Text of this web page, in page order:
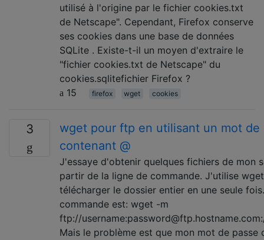
utilisé à l'origine par le fichier cookies.txt
de Netscape". Cependant, Firefox conserve
ses cookies dans une base de données
SQLite . Existe-t-il un moyen d'extraire le
"fichier cookies.txt de Netscape" du
cookies.sqlitefichier Firefox ?
15
firefox wget cookies
3
wget pour ftp en utilisant un mot de
contenant @
J'essaye d'obtenir quelques fichiers de mon
partir de la ligne de commande. J'utilise
télécharger le dossier entier en une seule
commande est: wget -m
ftp://
Mais le problème est que mon mot de passe